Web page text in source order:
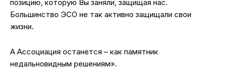
позицию, которую Вы заняли, защищая нас.
Большинство ЭСО не так активно защищали свои
жизни.
А Ассоциация останется – как памятник
недальновидным решениям».